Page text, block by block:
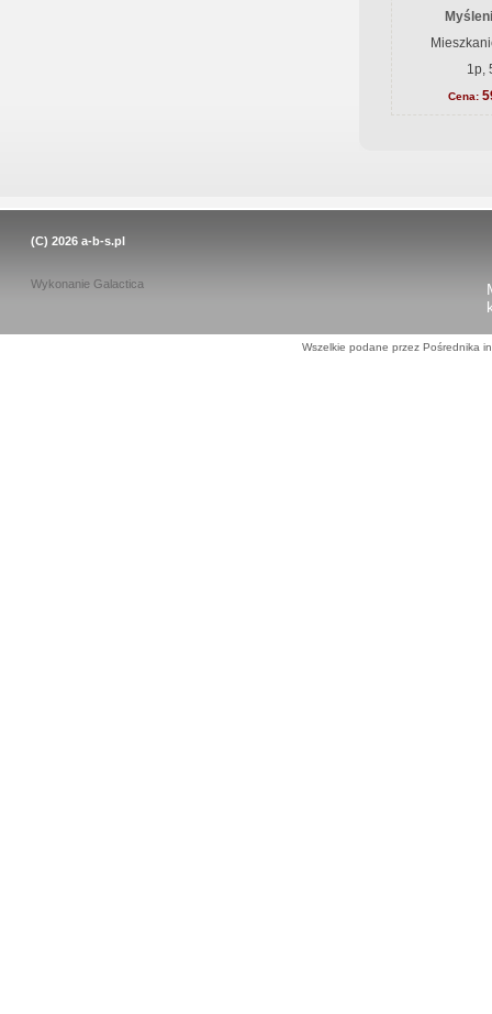
1p,
Cena:
(C) 2026 a-b-s.pl
Wykonanie Galactica
Wszelkie podane przez Pośrednika